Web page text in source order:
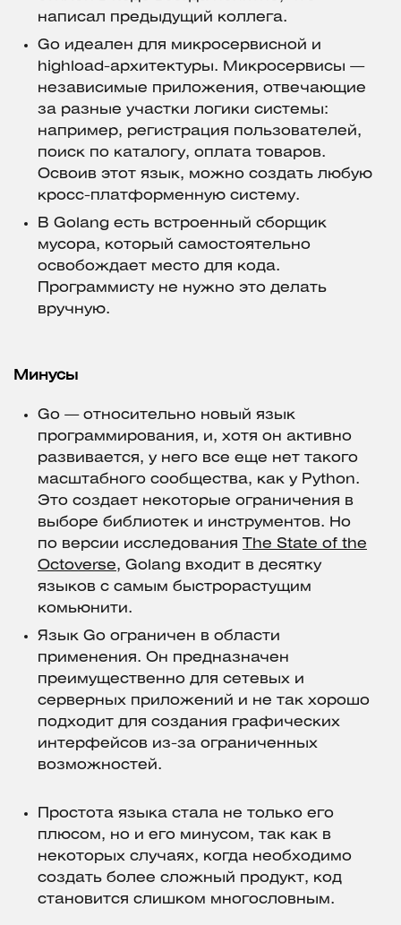
написал предыдущий коллега.
Go идеален для микросервисной и
highload-архитектуры. Микросервисы —
независимые приложения, отвечающие
за разные участки логики системы:
например, регистрация пользователей,
поиск по каталогу, оплата товаров.
Освоив этот язык, можно создать любую
кросс-платформенную систему.
В Golang есть встроенный сборщик
мусора, который самостоятельно
освобождает место для кода.
Программисту не нужно это делать
вручную.
Минусы
Go — относительно новый язык
программирования, и, хотя он активно
развивается, у него все еще нет такого
масштабного сообщества, как у Python.
Это создает некоторые ограничения в
выборе библиотек и инструментов. Но
по версии исследования
The State of the
Octoverse, Golang входит в десятку
языков с самым быстрорастущим
комьюнити.
Язык Go ограничен в области
применения. Он предназначен
преимущественно для сетевых и
серверных приложений и не так хорошо
подходит для создания графических
интерфейсов из-за ограниченных
возможностей.
Простота языка стала не только его
плюсом, но и его минусом, так как в
некоторых случаях, когда необходимо
создать более сложный продукт, код
становится слишком многословным.